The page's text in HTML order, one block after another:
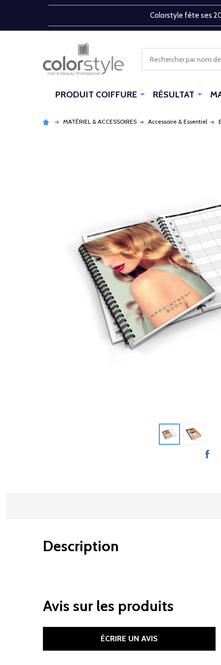
Colorstyle fête ses
PRODUIT COIFFURE RÉSULTAT
MATÉRIEL & ACCESSOIRES Accessoire & Essentiel
Description
Avis sur les produits
ÉCRIRE UN AVIS